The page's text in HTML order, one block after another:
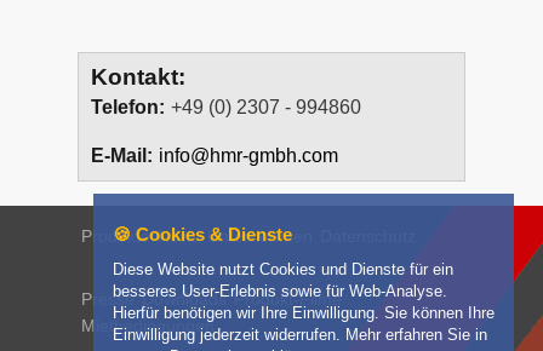
Kontakt:
Telefon: +49 (0) 2307 - 994860
E-Mail: info@hmr-gmbh.com
Produkte News Unternehmen
Presse Downloads Produkt-Filme
Mietbedingungen
🍪 Cookies & Dienste
Diese Website nutzt Cookies und Dienste für ein
besseres User-Erlebnis sowie für Web-Analyse.
Hierfür benötigen wir Ihre Einwilligung. Sie können Ihre
Einwilligung jederzeit widerrufen. Mehr erfahren Sie in